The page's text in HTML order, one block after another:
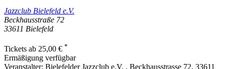
Jazzclub Bielefeld e.V.
Beckhausstraße 72
33611 Bielefeld
Tickets ab 25,00 € *
Ermäßigung verfügbar
Veranstalter: Bielefelder Jazzclub e.V. , Beckhausstrasse 72, 33611